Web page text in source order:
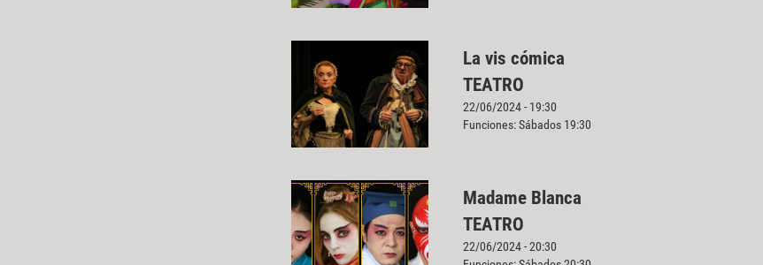
La vis cómica
TEATRO
22/06/2024 - 19:30
Funciones: Sábados 19:30
Madame Blanca
TEATRO
22/06/2024 - 20:30